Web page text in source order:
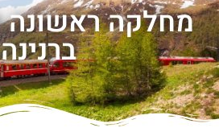
מחלקה ראשונה
ברנינה